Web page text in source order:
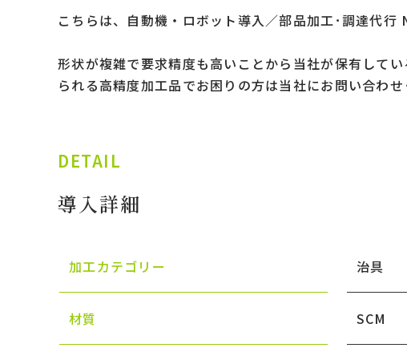
こちらは、自動機・ロボット導入／部品加工･調達代
形状が複雑で要求精度も高いことから当社が保有して
られる高精度加工品でお困りの方は当社にお問い合わせ
DETAIL
導入詳細
加工カテゴリー 治具
材質 SCM